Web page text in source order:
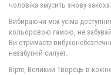
чоловіка змусить знову
Вибираючи між усіма
кольоровою гамою, не
Ви отримаєте
незабутній силует.
Вірте, Великий Творець в